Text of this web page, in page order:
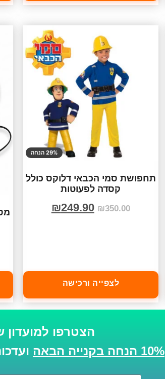
29% הנחה
תחפושת סמי הכבאי דלוקס כולל
קסדה לפעוטות
₪350.00
₪249.90
לצפייה ורכישה
הצטרפו למועדון
10% הנחה בקנייה הבאה